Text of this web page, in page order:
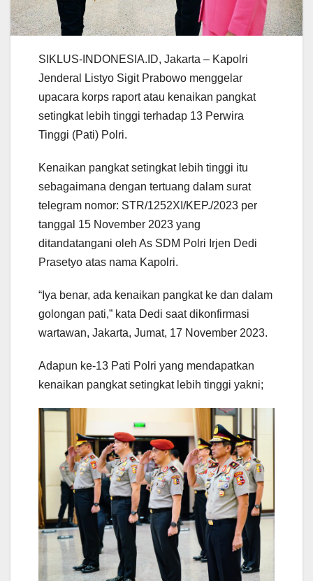
SIKLUS-INDONESIA.ID, Jakarta – Kapolri
Jenderal Listyo Sigit Prabowo menggelar
upacara korps raport atau kenaikan pangkat
setingkat lebih tinggi terhadap 13 Perwira
Tinggi (Pati) Polri.
Kenaikan pangkat setingkat lebih tinggi itu
sebagaimana dengan tertuang dalam surat
telegram nomor: STR/1252XI/KEP./2023 per
tanggal 15 November 2023 yang
ditandatangani oleh As SDM Polri Irjen Dedi
Prasetyo atas nama Kapolri.
“Iya benar, ada kenaikan pangkat ke dan dalam
golongan pati,” kata Dedi saat dikonfirmasi
wartawan, Jakarta, Jumat, 17 November 2023.
Adapun ke-13 Pati Polri yang mendapatkan
kenaikan pangkat setingkat lebih tinggi yakni;